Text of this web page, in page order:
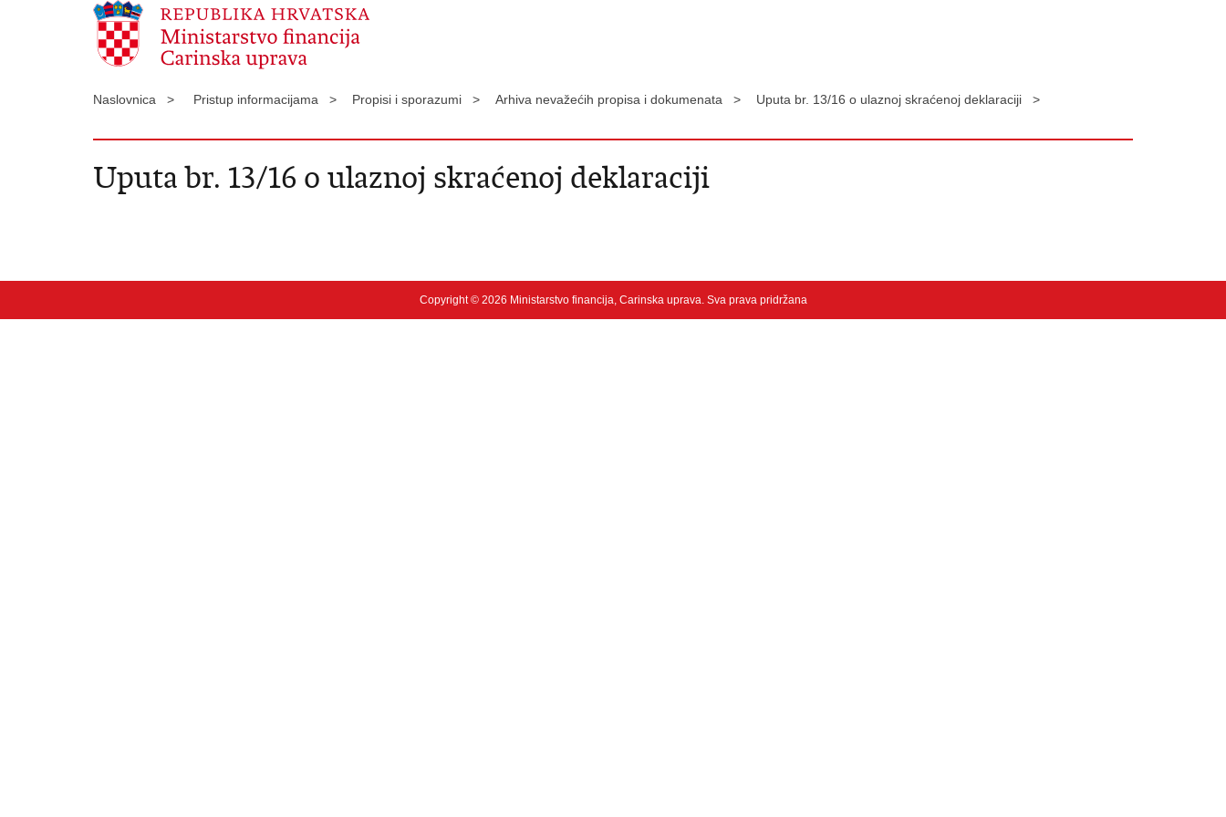
Naslovnica > Pristup informacijama > Propisi i sporazumi > Arhiva nevažećih propisa i dokumenata > Uputa br. 13/16 o ulaznoj skraćenoj deklaraciji >
Uputa br. 13/16 o ulaznoj skraćenoj deklaraciji
Copyright © 2026 Ministarstvo financija, Carinska uprava. Sva prava pridržana